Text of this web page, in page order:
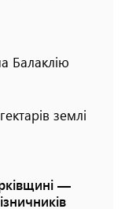
Балаклію
землі
—